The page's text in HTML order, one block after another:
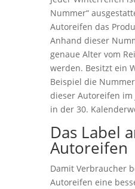
Nummer“
Autoreifen das
Anhand dieser
genaue Alter vom
werden. Besitzt ein
Beispiel die
dieser Autoreifen im
in der 30.
Das Label
Autoreifen
Damit Verbraucher
Autoreifen eine